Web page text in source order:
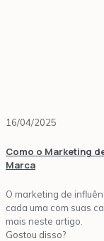
16/04/2025
Como o Marketing
Marca
O marketing de
cada uma com suas
mais neste artigo.
Gostou disso?